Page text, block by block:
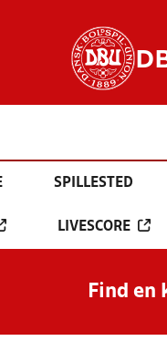
SPILLESTED
LIVESCORE
Find en